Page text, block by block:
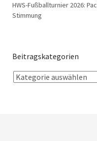
HWS-Fußballturnier 2026:
Stimmung
Beitragskategorien